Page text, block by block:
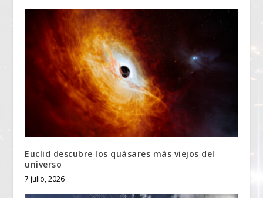
Euclid descubre los quásares más viejos del
universo
7 julio, 2026